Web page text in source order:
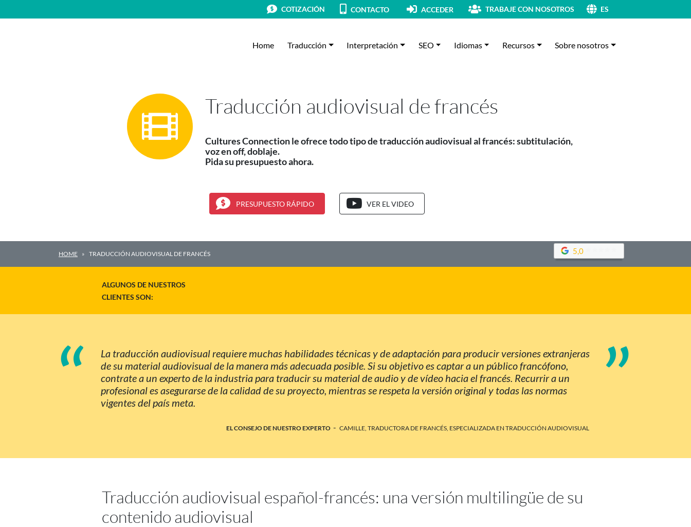
COTIZACIÓN CONTACTO ACCEDER TRABAJE CON NOSOTROS ES
Home Traducción Interpretación SEO Idiomas Recursos Sobre nosotros
Traducción audiovisual de francés
Cultures Connection le ofrece todo tipo de traducción audiovisual al francés: subtitulación,
voz en off, doblaje.
Pida su presupuesto ahora.
PRESUPUESTO RÁPIDO VER EL VIDEO
HOME TRADUCCIÓN AUDIOVISUAL DE FRANCÉS 5,0
ALGUNOS DE NUESTROS
CLIENTES SON:
“
La traducción audiovisual requiere muchas habilidades técnicas y de adaptación para producir versiones extranjeras
de su material audiovisual de la manera más adecuada posible. Si su objetivo es captar a un público francófono,
contrate a un experto de la industria para traducir su material de audio y de vídeo hacia el francés. Recurrir a un
profesional es asegurarse de la calidad de su proyecto, mientras se respeta la versión original y todas las normas
vigentes del país meta.
”
EL CONSEJO DE NUESTRO EXPERTO - CAMILLE, TRADUCTORA DE FRANCÉS, ESPECIALIZADA EN TRADUCCIÓN AUDIOVISUAL
Traducción audiovisual español-francés: una versión multilingüe de su
contenido audiovisual